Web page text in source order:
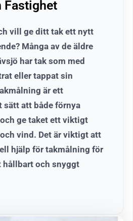
Fastighet
vill ge ditt tak ett nytt
Många av de äldre
har tak som med
eller tappat sin
är ett
sätt att både förnya
ge taket ett viktigt
vind. Det är viktigt att
hjälp för takmålning för
hållbart och snyggt